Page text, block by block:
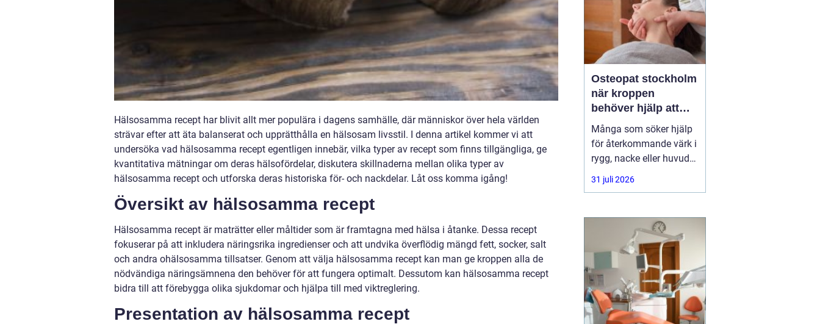
Hälsosamma recept har blivit allt mer populära i dagens samhälle, där människor över hela världen
strävar efter att äta balanserat och upprätthålla en hälsosam livsstil. I denna artikel kommer vi att
undersöka vad hälsosamma recept egentligen innebär, vilka typer av recept som finns tillgängliga, ge
kvantitativa mätningar om deras hälsofördelar, diskutera skillnaderna mellan olika typer av
hälsosamma recept och utforska deras historiska för- och nackdelar. Låt oss komma igång!
Översikt av hälsosamma recept
Hälsosamma recept är maträtter eller måltider som är framtagna med hälsa i åtanke. Dessa recept
fokuserar på att inkludera näringsrika ingredienser och att undvika överflödig mängd fett, socker, salt
och andra ohälsosamma tillsatser. Genom att välja hälsosamma recept kan man ge kroppen alla de
nödvändiga näringsämnena den behöver för att fungera optimalt. Dessutom kan hälsosamma recept
bidra till att förebygga olika sjukdomar och hjälpa till med viktreglering.
Presentation av hälsosamma recept
Osteopat stockholm
när kroppen
behöver hjälp att
hitta balans
Många som söker hjälp
för återkommande värk i
rygg, nacke eller huvud
har redan provat både
träning, vila och
besvären släpper. Där
någonstans uppstår ofta
intresset för osteopati.
31 juli 2026